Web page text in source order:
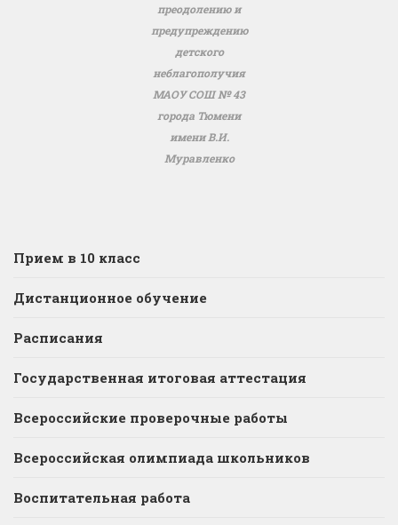
преодолению и
предупреждению
детского
неблагополучия
МАОУ СОШ № 43
города Тюмени
имени В.И.
Муравленко
Прием в 10 класс
Дистанционное обучение
Расписания
Государственная итоговая аттестация
Всероссийские проверочные работы
Всероссийская олимпиада школьников
Воспитательная работа